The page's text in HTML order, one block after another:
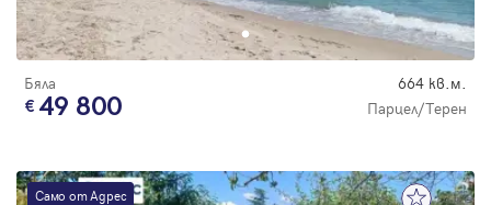
Бяла 664 кв.м.
49 800 Парцел/Терен
Само от Адрес